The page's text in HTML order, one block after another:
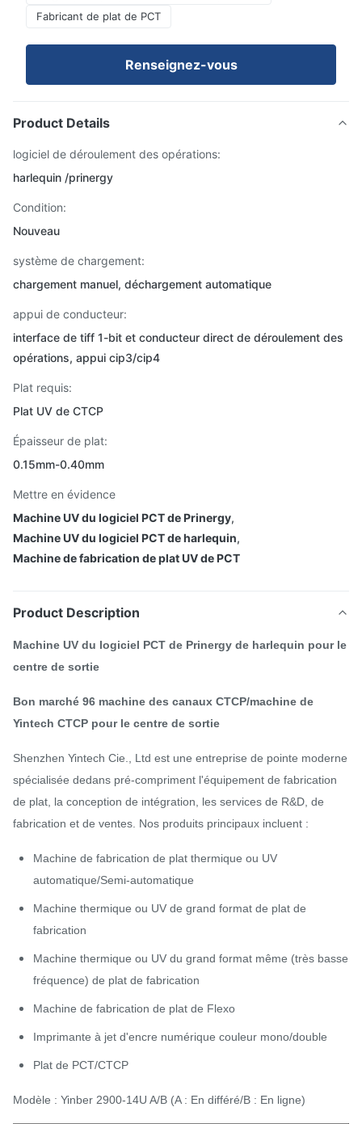
Fabricant de plat de PCT
Renseignez-vous
Product Details
logiciel de déroulement des opérations:
harlequin /prinergy
Condition:
Nouveau
système de chargement:
chargement manuel, déchargement automatique
appui de conducteur:
interface de tiff 1-bit et conducteur direct de déroulement des
opérations, appui cip3/cip4
Plat requis:
Plat UV de CTCP
Épaisseur de plat:
0.15mm-0.40mm
Mettre en évidence
Machine UV du logiciel PCT de Prinergy,
Machine UV du logiciel PCT de harlequin,
Machine de fabrication de plat UV de PCT
Product Description
Machine UV du logiciel PCT de Prinergy de harlequin pour le
centre de sortie
Bon marché 96 machine des canaux CTCP/machine de
Yintech CTCP pour le centre de sortie
Shenzhen Yintech Cie., Ltd est une entreprise de pointe moderne
spécialisée dedans pré-compriment l'équipement de fabrication
de plat, la conception de intégration, les services de R&D, de
fabrication et de ventes. Nos produits principaux incluent :
Machine de fabrication de plat thermique ou UV
automatique/Semi-automatique
Machine thermique ou UV de grand format de plat de
fabrication
Machine thermique ou UV du grand format même (très basse
fréquence) de plat de fabrication
Machine de fabrication de plat de Flexo
Imprimante à jet d'encre numérique couleur mono/double
Plat de PCT/CTCP
Modèle : Yinber 2900-14U A/B (A : En différé/B : En ligne)